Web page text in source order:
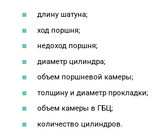
длину шатуна;
ход поршня;
недоход поршня;
диаметр цилиндра;
объем поршневой камеры;
толщину и диаметр прокладки;
объем камеры в ГБЦ;
количество цилиндров.